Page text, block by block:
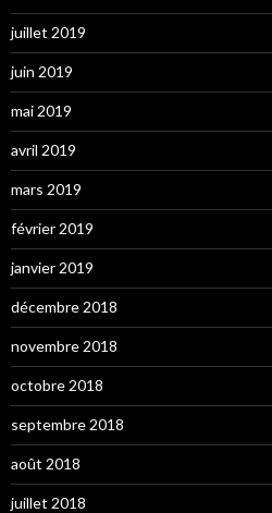
juillet 2019
juin 2019
mai 2019
avril 2019
mars 2019
février 2019
janvier 2019
décembre 2018
novembre 2018
octobre 2018
septembre 2018
août 2018
juillet 2018